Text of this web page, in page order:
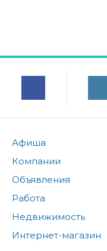
Афиша
Компании
Объявления
Работа
Недвижимость
Интернет-магазин